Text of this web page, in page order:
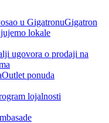
u GigatronuGigatron
lokale
ugovora o prodaji na
Outlet ponuda
lojalnosti